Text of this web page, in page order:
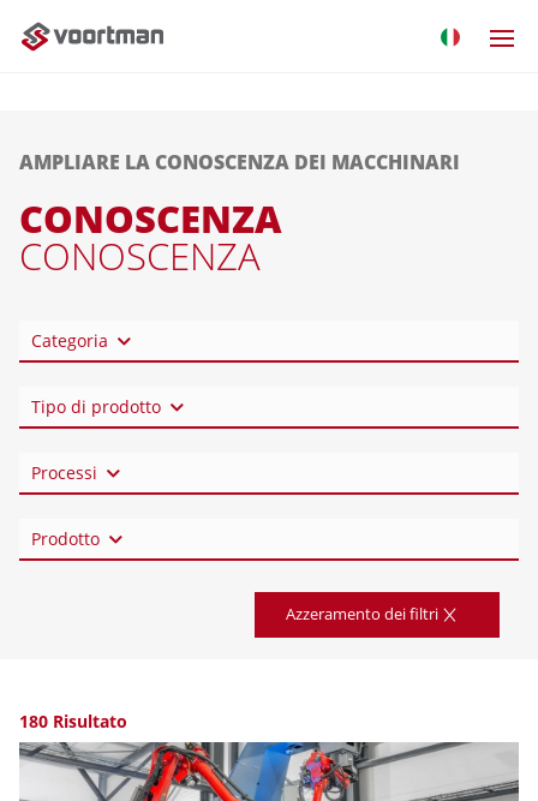
AMPLIARE LA CONOSCENZA DEI MACCHINARI
CONOSCENZA
CONOSCENZA
Categoria
Tipo di prodotto
Processi
Prodotto
Azzeramento dei filtri
180 Risultato